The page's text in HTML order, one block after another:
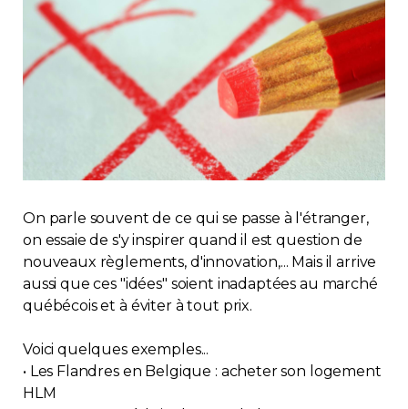
Juridique
Mot de l'éditeur
Immobilier
Réglementation
Copropriété
Environnement
Rabais APQ
On parle souvent de ce qui se passe à l'étranger,
on essaie de s'y inspirer quand il est question de
nouveaux règlements, d'innovation,... Mais il arrive
aussi que ces "idées" soient inadaptées au marché
québécois et à éviter à tout prix.
Voici quelques exemples...
• Les Flandres en Belgique : acheter son logement
HLM